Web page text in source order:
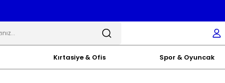
Kırtasiye & Ofis Spor & Oyuncak